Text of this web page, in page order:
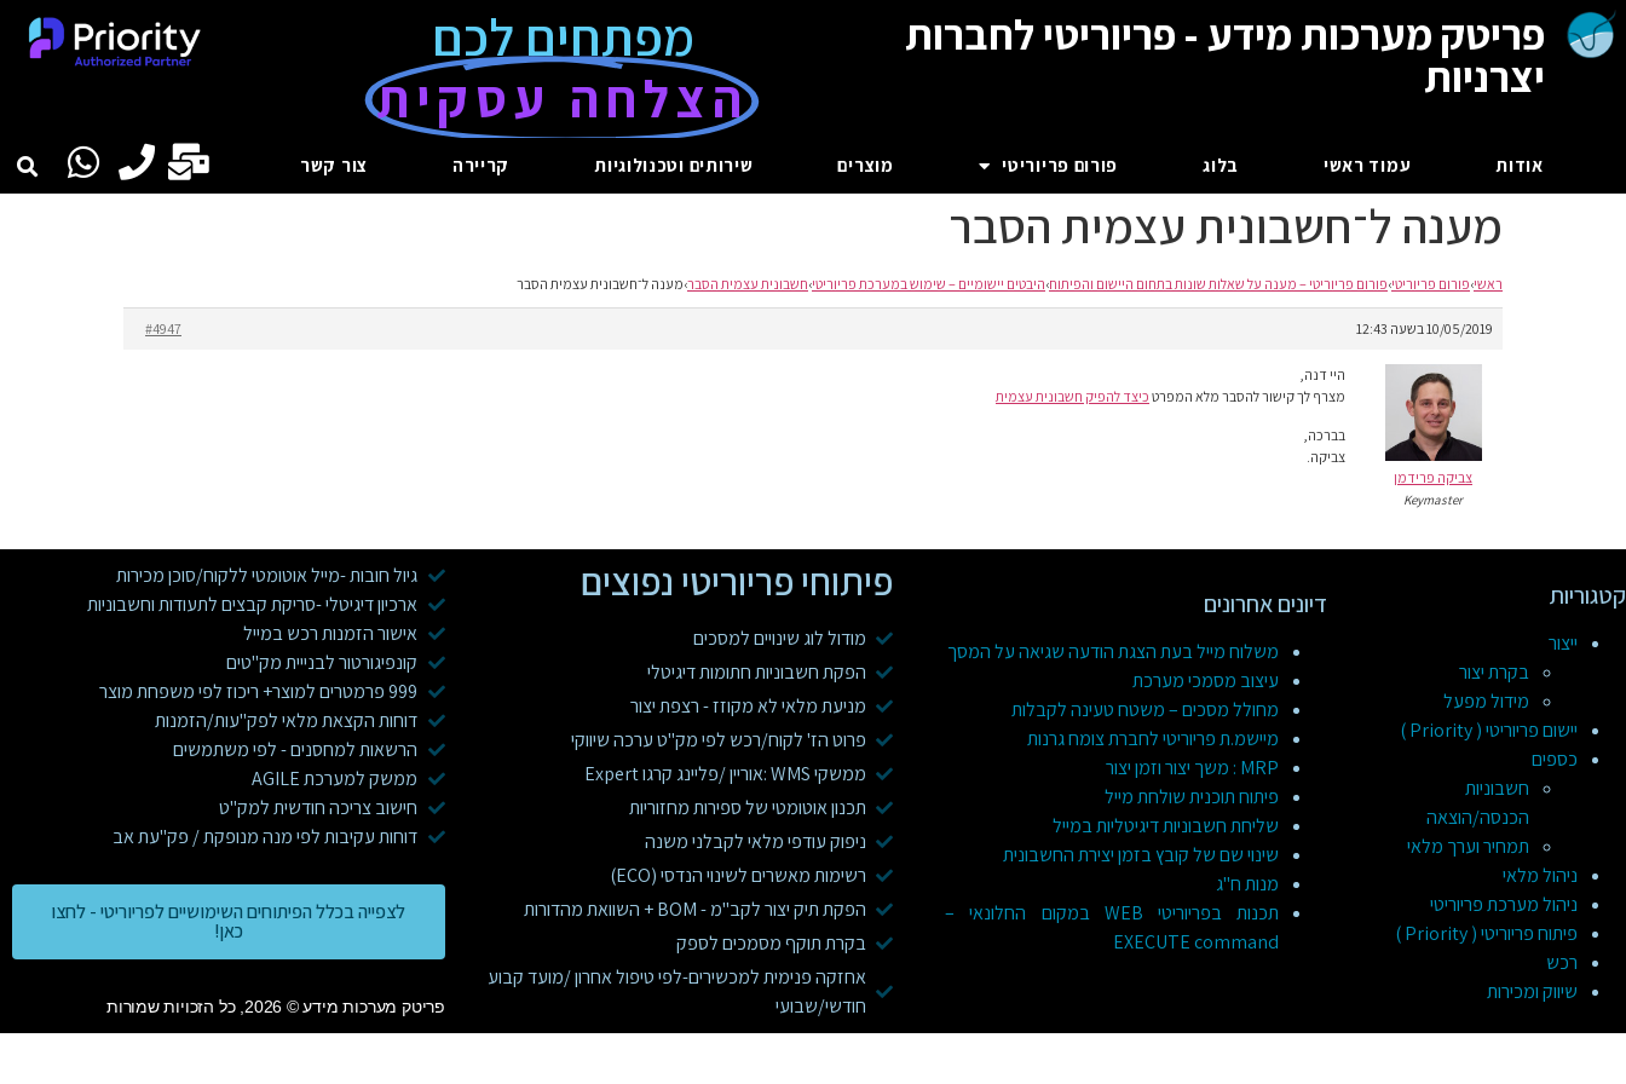
פריטק מערכות מידע - פריוריטי לחברות
יצרניות
מפתחים לכם
הצלחה עסקית
אודות עמוד ראשי בלוג פורום פריוריטי מוצרים שירותים וטכנולוגיות קריירה צור קשר
מענה ל־חשבונית עצמית הסבר
ראשי›פורום פריוריטי›פורום פריוריטי – מענה על שאלות שונות בתחום היישום והפיתוח›היבטים יישומיים – שימוש במערכת פריוריטי›חשבונית עצמית הסבר›מענה ל־חשבונית עצמית הסבר
10/05/2019 בשעה 12:43 #4947
צביקה פרידמן
Keymaster
היי דנה,
מצרף לך קישור להסבר מלא המפרט כיצד להפיק חשבונית עצמית
בברכה,
צביקה.
קטגוריות
ייצור
בקרת יצור
מידול מפעל
יישום פריוריטי ( Priority )
כספים
חשבוניות
הכנסה/הוצאה
תמחיר וערך מלאי
ניהול מלאי
ניהול מערכת פריוריטי
פיתוח פריוריטי ( Priority )
רכש
שיווק ומכירות
דיונים אחרונים
משלוח מייל בעת הצגת הודעה שגיאה על המסך
עיצוב מסמכי מערכת
מחולל מסכים – משטח טעינה לקבלות
מיישמ.ת פריוריטי לחברת צומח גרנות
MRP : משך יצור וזמן יצור
פיתוח תוכנית שולחת מייל
שליחת חשבוניות דיגיטליות במייל
שינוי שם של קובץ בזמן יצירת החשבונית
מנות ח"ג
תכנות בפריוריטי WEB במקום החלונאי –
EXECUTE command
פיתוחי פריוריטי נפוצים
מודול לוג שינויים למסכים
הפקת חשבוניות חתומות דיגיטלי
מניעת מלאי לא מקוזז - רצפת יצור
פרוט הז' לקוח/רכש לפי מק"ט ערכה שיווקי
ממשקי WMS :אוריין /פליינג קרגו Expert
תכנון אוטומטי של ספירות מחזוריות
ניפוק עודפי מלאי לקבלני משנה
רשימות מאשרים לשינוי הנדסי (ECO)
הפקת תיק יצור לקב"מ - BOM + השוואת מהדורות
בקרת תוקף מסמכים לספק
אחזקה פנימית למכשירים-לפי טיפול אחרון /מועד קבוע
חודשי/שבועי
גיול חובות -מייל אוטומטי ללקוח/סוכן מכירות
ארכיון דיגיטלי -סריקת קבצים לתעודות וחשבוניות
אישור הזמנות רכש במייל
קונפיגורטור לבנייית מק"טים
999 פרמטרים למוצר+ ריכוז לפי משפחת מוצר
דוחות הקצאת מלאי לפק"עות/הזמנות
הרשאות למחסנים - לפי משתמשים
ממשק למערכת AGILE
חישוב צריכה חודשית למק"ט
דוחות עקיבות לפי מנה מנופקת / פק"עת אב
לצפייה בכלל הפיתוחים השימושיים לפריוריטי - לחצו
כאן!
פריטק מערכות מידע © 2026, כל הזכויות שמורות